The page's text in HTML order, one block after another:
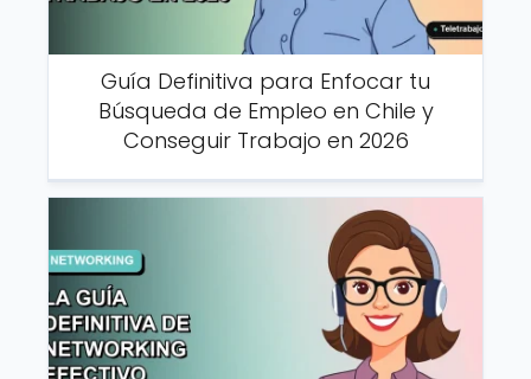
Guía Definitiva para Enfocar tu
Búsqueda de Empleo en Chile y
Conseguir Trabajo en 2026